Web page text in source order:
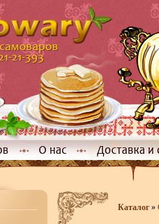
Каталог»